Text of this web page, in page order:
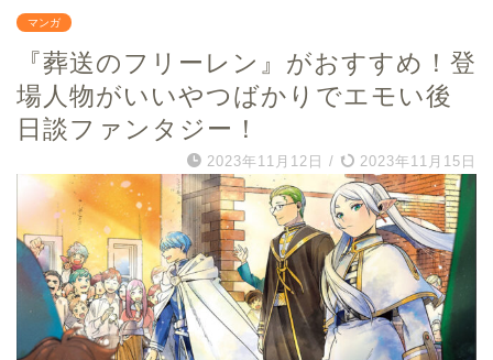
マンガ
『葬送のフリーレン』がおすすめ！登
場人物がいいやつばかりでエモい後
日談ファンタジー！
2023年11月12日 / 2023年11月15日